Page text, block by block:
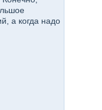
а когда надо